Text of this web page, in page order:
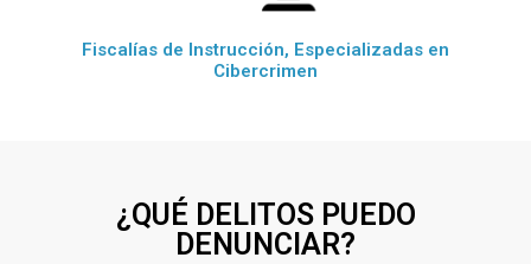
Fiscalías de Instrucción, Especializadas en
Cibercrimen
¿QUÉ DELITOS PUEDO
DENUNCIAR?